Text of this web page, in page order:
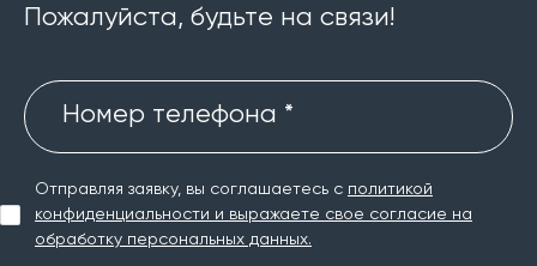
Пожалуйста, будьте на связи!
Номер телефона *
Отправляя заявку, вы соглашаетесь с политикой
конфиденциальности и выражаете свое согласие на
обработку персональных данных.